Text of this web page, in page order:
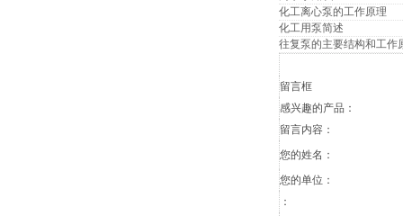
化工离心泵的工作原理
化工用泵简述
往复泵的主要结构和工作
留言框
感兴趣的产品：
留言内容：
您的姓名：
您的单位：
：